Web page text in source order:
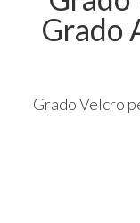
Grado
Grado Velcro